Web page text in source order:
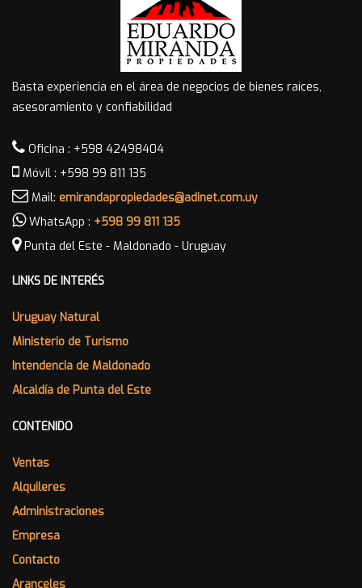
Basta experiencia en el área de negocios de bienes raíces,
asesoramiento y confiabilidad
Oficina : +598 42498404
Móvil : +598 99 811 135
Mail: emirandapropiedades@adinet.com.uy
WhatsApp : +598 99 811 135
Punta del Este - Maldonado - Uruguay
LINKS DE INTERÉS
Uruguay Natural
Ministerio de Turismo
Intendencia de Maldonado
Alcaldía de Punta del Este
CONTENIDO
Ventas
Alquileres
Administraciones
Empresa
Contacto
Aranceles